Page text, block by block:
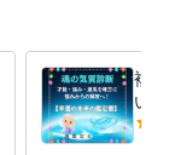
複数
いる
の